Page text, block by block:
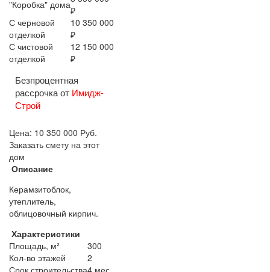
"Коробка" дома₽
С черновой
отделкой
10 350 000
₽
С чистовой
отделкой
12 150 000
₽
Безпроцентная
рассрочка от Имидж-
Строй
Цена: 10 350 000 Руб.
Заказать смету на этот
дом
Описание
Керамзитоблок,
утеплитель,
облицовочный кирпич.
Характеристики
Площадь, м²
300
Кол-во этажей
2